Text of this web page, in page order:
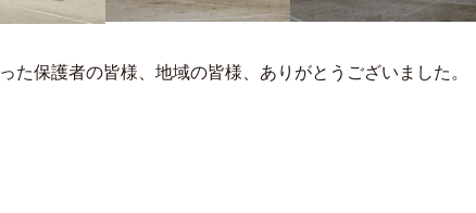
た保護者の皆様、地域の皆様、ありがとうございました。